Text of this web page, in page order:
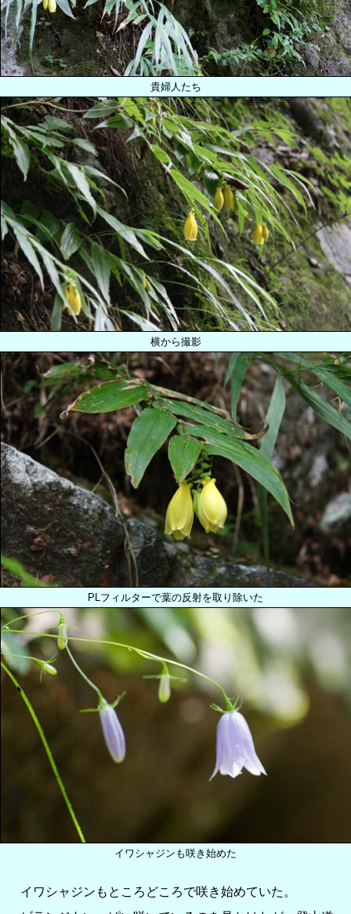
貴婦人たち
横から撮影
PLフィルターで葉の反射を取り除いた
イワシャジンも咲き始めた
イワシャジンもところどころで咲き始めていた。